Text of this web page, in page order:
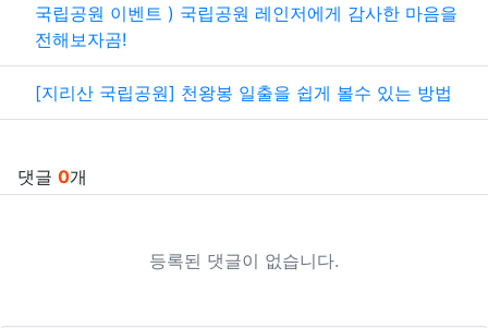
국립공원 이벤트 ) 국립공원 레인저에게 감사한 마음을
전해보자곰!
[지리산 국립공원] 천왕봉 일출을 쉽게 볼수 있는 방법
댓글 0개
등록된 댓글이 없습니다.